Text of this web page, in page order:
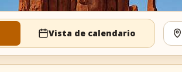
Vista de calendario